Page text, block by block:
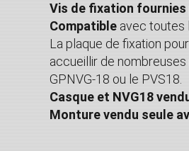
Vis de fixation fournies
Compatible avec toutes
La plaque de fixation
accueillir de
GPNVG-18 ou le PVS18.
Casque et NVG18
Monture vendu seule